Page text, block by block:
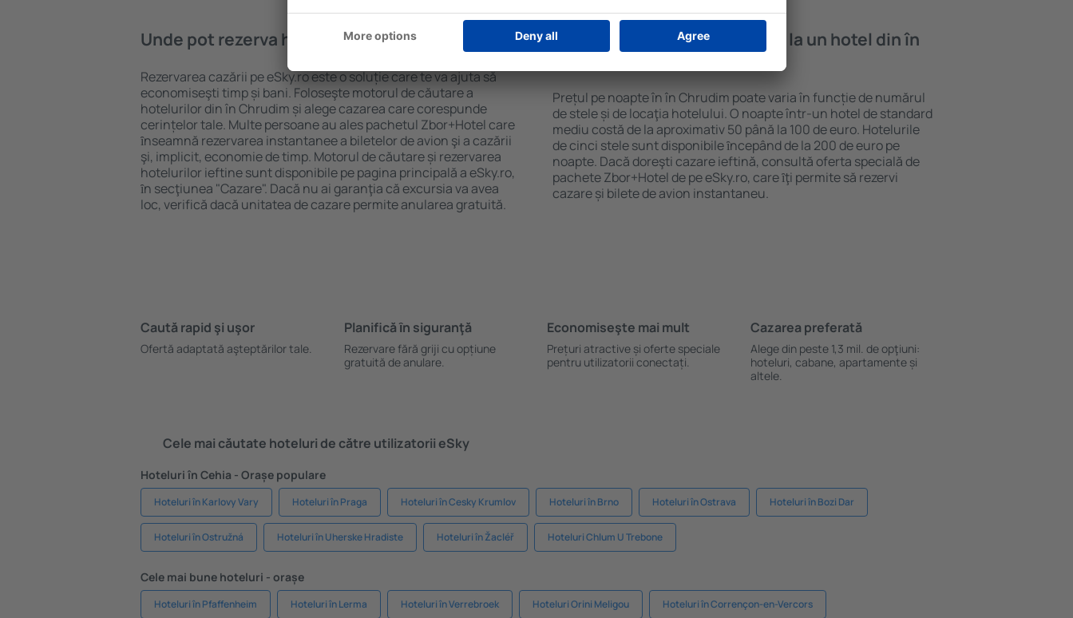
Unde pot rezerva hoteluri ȋn în Chrudim?
Rezervarea cazării pe eSky.ro este o soluție care te va ajuta să
economiseşti timp și bani. Foloseşte motorul de căutare a
hotelurilor din în Chrudim și alege cazarea care corespunde
cerințelor tale. Multe persoane au ales pachetul Zbor+Hotel care
ȋnseamnă rezervarea instantanee a biletelor de avion şi a cazării
şi, implicit, economie de timp. Motorul de căutare și rezervarea
hotelurilor ieftine sunt disponibile pe pagina principală a eSky.ro,
ȋn secţiunea "Cazare". Dacă nu ai garanţia că excursia va avea
loc, verifică dacă unitatea de cazare permite anularea gratuită.
Cât costă o noapte de cazare la un hotel din în
Prețul pe noapte în în Chrudim poate varia în funcție de numărul
de stele și de locaţia hotelului. O noapte într-un hotel de standard
mediu costă de la aproximativ 50 până la 100 de euro. Hotelurile
de cinci stele sunt disponibile ȋncepând de la 200 de euro pe
noapte. Dacă doreşti cazare ieftină, consultă oferta specială de
pachete Zbor+Hotel de pe eSky.ro, care ȋţi permite să rezervi
cazare și bilete de avion instantaneu.
Caută rapid şi uşor
Ofertă adaptată aşteptărilor tale.
Planifică ȋn siguranţă
Rezervare fără griji cu opțiune
gratuită de anulare.
Economiseşte mai mult
Prețuri atractive și oferte speciale
pentru utilizatorii conectați.
Cazarea preferată
Alege din peste 1,3 mil. de opţiuni:
hoteluri, cabane, apartamente și
altele.
Cele mai căutate hoteluri de către utilizatorii eSky
Hoteluri în Cehia - Orașe populare
Hoteluri în Karlovy Vary Hoteluri în Praga Hoteluri în Cesky Krumlov Hoteluri în Brno Hoteluri în Ostrava Hoteluri în Bozi Dar
Hoteluri în Ostružná Hoteluri în Uherske Hradiste Hoteluri în Žacléř Hoteluri Chlum U Trebone
Cele mai bune hoteluri - orașe
Hoteluri în Pfaffenheim Hoteluri în Lerma Hoteluri în Verrebroek Hoteluri Orini Meligou Hoteluri în Corrençon-en-Vercors